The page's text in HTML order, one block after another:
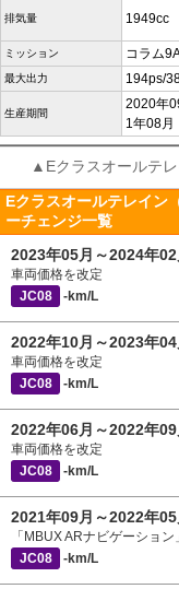
排気量 1949cc
ミッション コラム
最大出力 194ps/
生産期間
2020年
1年08月
▲Eクラスオールテ
Eクラスオールテレイン
ーチェンジ一覧
2023年05月～2024年
車両価格を改定
JC08
-km/L
2022年10月～2023年
車両価格を改定
JC08
-km/L
2022年06月～2022年
車両価格を改定
JC08
-km/L
2021年09月～2022年
「MBUX ARナビゲーショ
JC08
-km/L